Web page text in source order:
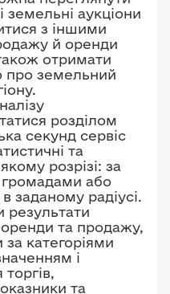
земельні аукціони
з іншими
й оренди
отримати
про земельний
розділом
секунд сервіс
та
розрізі: за
або
заданому радіусі.
результати
оренди та продажу,
категоріями
і
та